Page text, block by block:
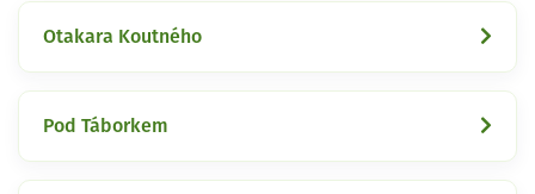
Otakara Koutného
Pod Táborkem